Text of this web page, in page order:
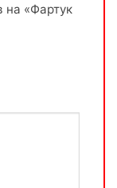
на «Фартук